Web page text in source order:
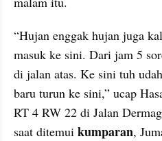
“Hujan enggak hujan juga
masuk ke sini. Dari jam 5
di jalan atas. Ke sini tuh
baru turun ke sini,” ucap
RT 4 RW 22 di Jalan
saat ditemui kumparan,